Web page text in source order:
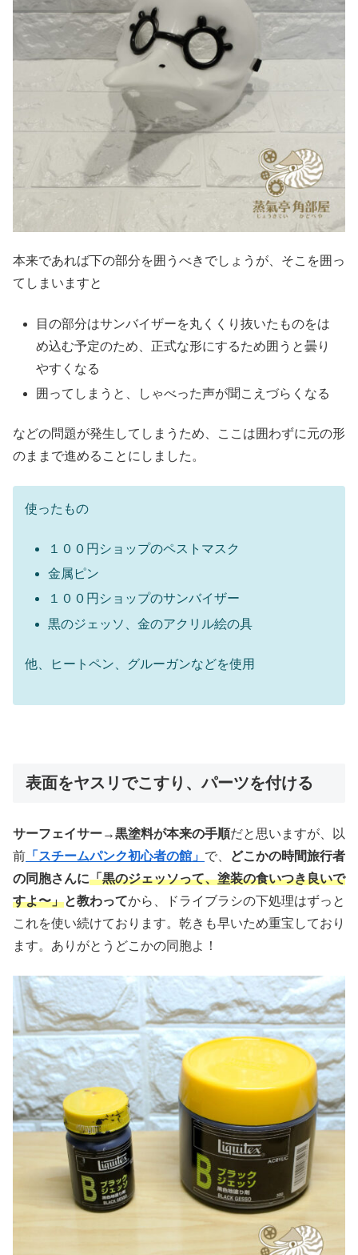
本来であれば下の部分を囲うべきでしょうが、そこを囲っ
てしまいますと
目の部分はサンバイザーを丸くくり抜いたものをは
め込む予定のため、正式な形にするため囲うと曇り
やすくなる
囲ってしまうと、しゃべった声が聞こえづらくなる
などの問題が発生してしまうため、ここは囲わずに元の形
のままで進めることにしました。
使ったもの
１００円ショップのペストマスク
金属ピン
１００円ショップのサンバイザー
黒のジェッソ、金のアクリル絵の具
他、ヒートペン、グルーガンなどを使用
表面をヤスリでこすり、パーツを付ける
サーフェイサー→黒塗料が本来の手順だと思いますが、以
前 「スチームパンク初心者の館」 で、
どこかの時間旅行者
の同胞さんに「黒のジェッソって、塗装の食いつき良いで
すよ〜」と教わってから、ドライブラシの下処理はずっと
これを使い続けております。乾きも早いため重宝しており
ます。ありがとうどこかの同胞よ！